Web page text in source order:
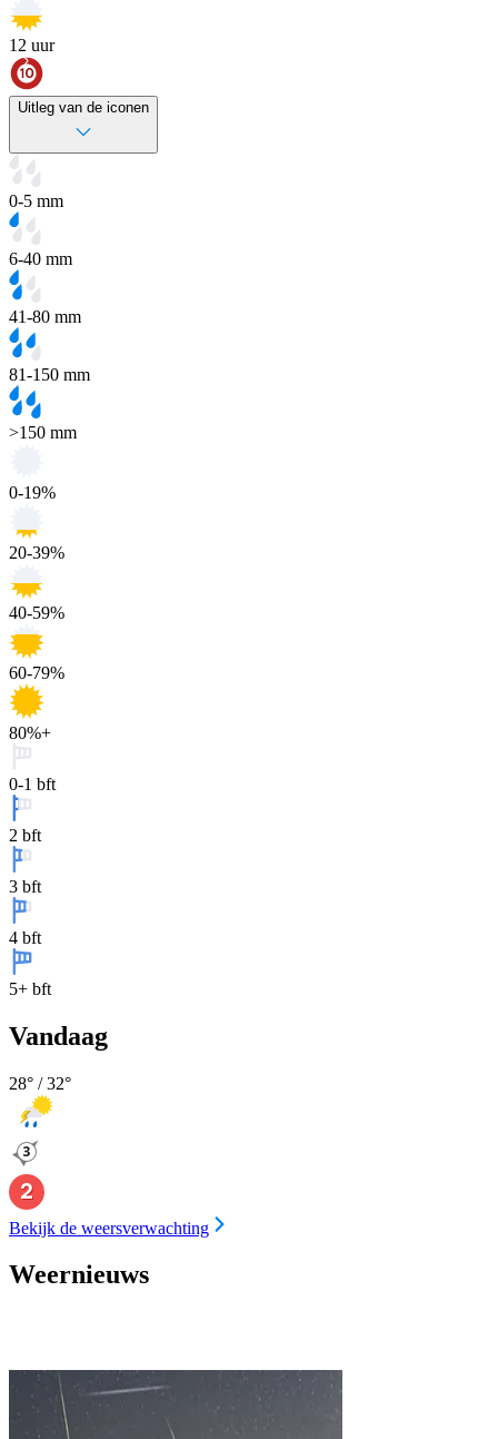
12 uur
Uitleg van de iconen
0-5 mm
6-40 mm
41-80 mm
81-150 mm
>150 mm
0-19%
20-39%
40-59%
60-79%
80%+
0-1 bft
2 bft
3 bft
4 bft
5+ bft
Vandaag
28° /32°
Bekijk de weersverwachting
Weernieuws